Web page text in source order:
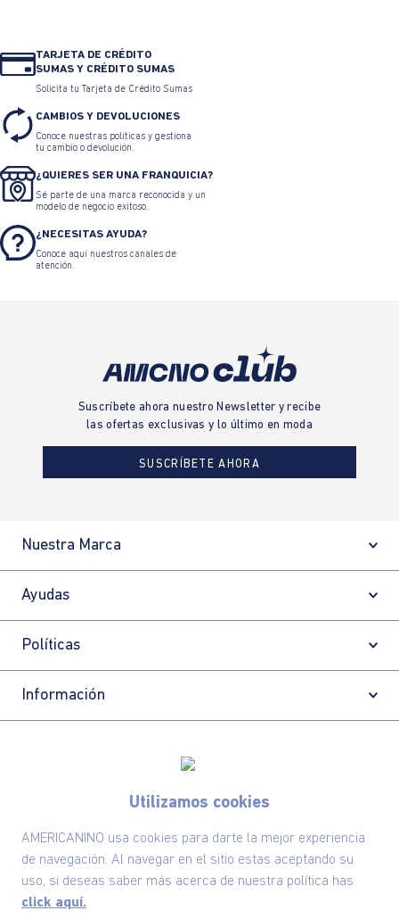
Utilizamos cookies
AMERICANINO usa cookies para darte la mejor experiencia
de navegación. Al navegar en el sitio estas aceptando su
uso, si deseas saber más acerca de nuestra política has
click aquí.
TARJETA DE CRÉDITO
SUMAS Y CRÉDITO SUMAS
Solicita tu Tarjeta de Crédito Sumas
CAMBIOS Y DEVOLUCIONES
Conoce nuestras políticas y gestiona
tu cambio o devolución.
¿QUIERES SER UNA FRANQUICIA?
Sé parte de una marca reconocida y un
modelo de negocio exitoso.
¿NECESITAS AYUDA?
Conoce aquí nuestros canales de
atención.
Suscríbete ahora nuestro Newsletter y recibe
las ofertas exclusivas y lo último en moda
SUSCRÍBETE AHORA
Nuestra Marca
Ayudas
Políticas
Información